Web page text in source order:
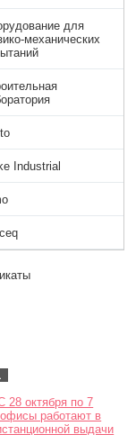
для
механических
Industrial
28 октября по 7
работают в
выдачи